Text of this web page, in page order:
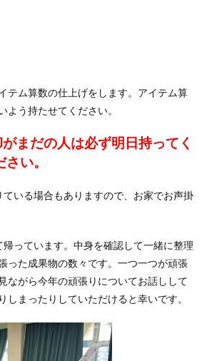
テム算数の仕上げをします。アイテム算
よう持たせてください。
まだの人は必ず明日持ってく
い。
いる場合もありますので、お家でお声掛
帰っています。中身を確認して一緒に整理
った成果物の数々です。一つ一つが頑張
ながら今年の頑張りについてお話しして
しまったりしていただけると幸いです。